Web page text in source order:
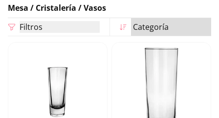
Colección:
Mesa / Cristalería / Vasos
Filtros